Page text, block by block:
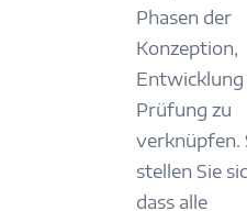
Phasen der
Konzeption,
Entwicklung
Prüfung zu
verknüpfen.
stellen Sie
dass alle